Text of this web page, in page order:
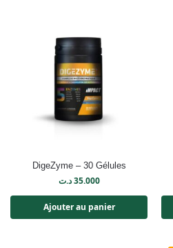
DigeZyme – 30 Gélules
35.000 د.ت
Ajouter au panier